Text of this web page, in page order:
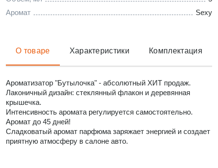
Аромат
Sexy
О товаре Характеристики Комплектация
Ароматизатор "Бутылочка" - абсолютный ХИТ продаж.
Лаконичный дизайн: стеклянный флакон и деревянная
крышечка.
Интенсивность аромата регулируется самостоятельно.
Аромат до 45 дней!
Сладковатый аромат парфюма заряжает энергией и создает
приятную атмосферу в салоне авто.